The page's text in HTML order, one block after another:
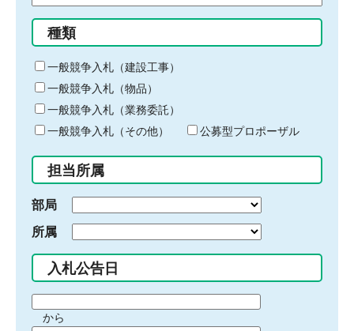
る
キ
ー
ワ
ー
ド
入
力
種類
一般競争入札（建設工事）
一般競争入札（物品）
一般競争入札（業務委託）
一般競争入札（その他）
公募型プロポーザル
担当所属
部局
所属
入札公告日
間から